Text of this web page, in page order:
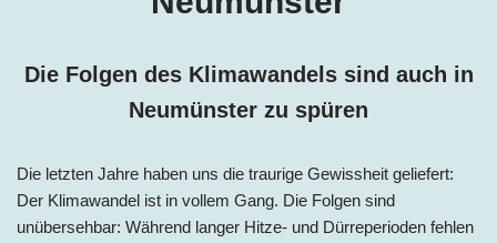
Die Folgen des Klimawandels sind auch in
Neumünster zu spüren
Die letzten Jahre haben uns die traurige Gewissheit geliefert:
Der Klimawandel ist in vollem Gang. Die Folgen sind
unübersehbar: Während langer Hitze- und Dürreperioden fehlen